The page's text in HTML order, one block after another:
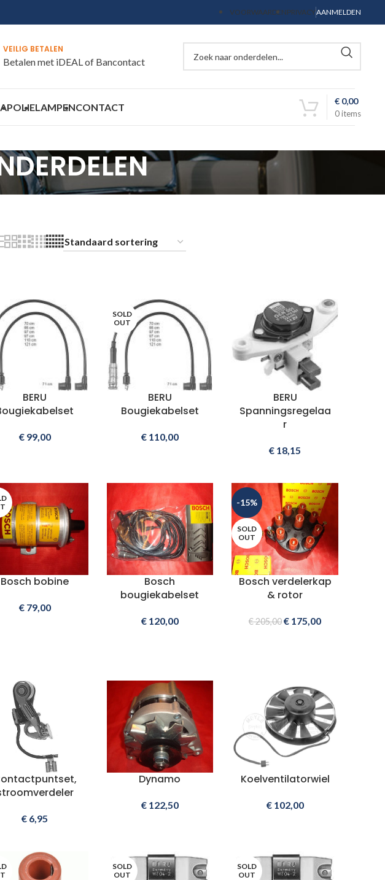
VOORWAARDENPRIVACYAANMELDEN
VEILIG BETALEN
Betalen met iDEAL of Bancontact
OLIELAMPENCONTACT
0items
€ 0,00
BERU
€99,00
SOLD
OUT
BERU
Bougiekabelset
€110,00
BERU
Spanningsregelaa
r
€ 18,15
Bosch bobine
€79,00
Bosch
bougiekabelset
€120,00
-15%
SOLD
OUT
Bosch verdelerkap
& rotor
€205,00€ 175,00
€ 6,95
Dynamo
€122,50
Koelventilatorwiel
€102,00
SOLD
OUT
SOLD
OUT